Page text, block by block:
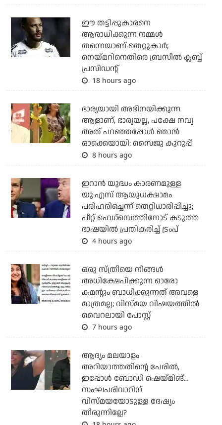
ഈ തട്ടിപ്പുകാരനെ
ആരാധിക്കുന്ന നമ്മള്‍
തന്നെയാണ് തെറ്റുകാര്‍;
നെയ്മറിനെതിരെ ബ്രസീല്‍ ക്ലബ്ബ്
പ്രസിഡന്റ്
18 hours ago
ഭാര്യയായി അഭിനയിക്കുന്ന
ആളാണ്, ഭാര്യയല്ല, പക്ഷേ നവ്യ
അത് പറഞ്ഞപ്പോള്‍ ഞാന്‍
ഓക്കെയായി: സൈജു കുറുപ്പ്
8 hours ago
ഇറാന്‍ യുദ്ധം കാരണമുള്ള
യു.എസ് ആയുധക്ഷാമം
പരിഹരിച്ചെന്ന് തെറ്റിധാരിപ്പിച്ചു;
പീറ്റ് ഹെഗ്‌സെത്തിനോട് കടുത്ത
ഭാഷയില്‍ പ്രതികരിച്ച് ട്രംപ്
4 hours ago
ഒരു സ്ത്രീയെ നിങ്ങള്‍
അധിക്ഷേപിക്കുന്ന ഓരോ
കമന്റും ബാധിക്കുന്നത് അവളെ
മാത്രമല്ല; വിസ്മയ വിഷയത്തില്‍
വൈറലായി പോസ്റ്റ്
7 hours ago
ആദ്യം മലയാളം
അറിയാത്തതിന്റെ പേരില്‍,
ഇപ്പോള്‍ ബോഡി ഷെയ്മിങ്...
സംഘപരിവാറിന്
വിസ്മയയോടുള്ള ദേഷ്യം
തീരുന്നില്ലേ?